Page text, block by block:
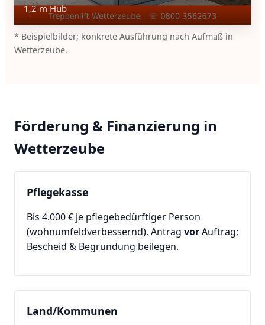
1,2 m Hub
* Beispielbilder; konkrete Ausführung nach Aufmaß in
Wetterzeube.
Förderung & Finanzierung in
Wetterzeube
Pflegekasse
Bis 4.000 € je pflegebedürftiger Person
(wohnumfeldverbessernd). Antrag vorAuftrag;
Bescheid & Begründung beilegen.
Land/Kommunen